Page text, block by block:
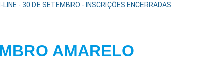
- 30 DE SETEMBRO - INSCRIÇÕES ENCERRADAS
AMARELO